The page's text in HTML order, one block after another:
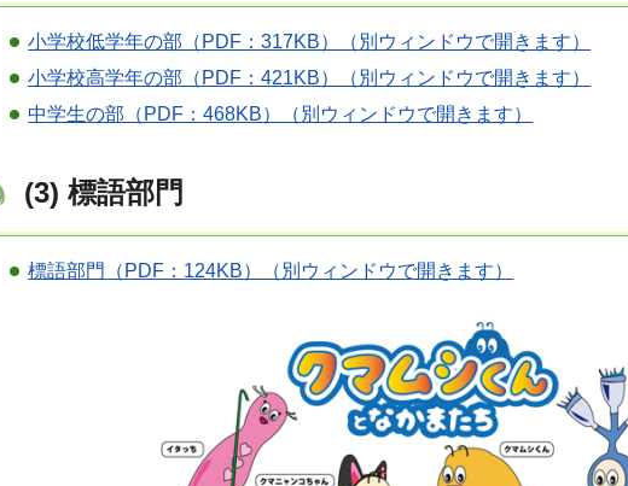
小学校低学年の部（PDF：317KB）（別ウィンドウで開きます）
小学校高学年の部（PDF：421KB）（別ウィンドウで開きます）
中学生の部（PDF：468KB）（別ウィンドウで開きます）
(3) 標語部門
標語部門（PDF：124KB）（別ウィンドウで開きます）